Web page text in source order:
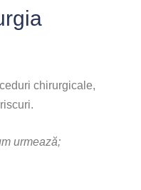
chirurgicale,
urmează;